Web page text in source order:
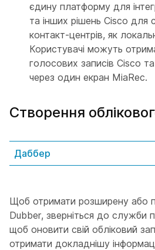
єдину платформу для
та інших рішень Cisco для
контакт-центрів, як
Користувачі можуть
голосових записів Cisco
через один екран MiaRec.
Створення
Даббер
Щоб отримати розширену або
Dubber, зверніться до служби
щоб оновити свій обліковий
отримати докладнішу